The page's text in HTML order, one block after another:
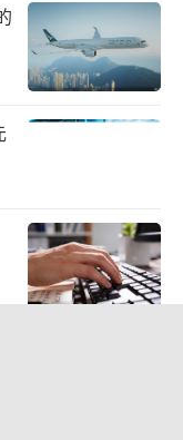
郎酒携手保乐
着其在“成为世
实一步：郎酒
左岸郎酒庄园
消费者搭建全